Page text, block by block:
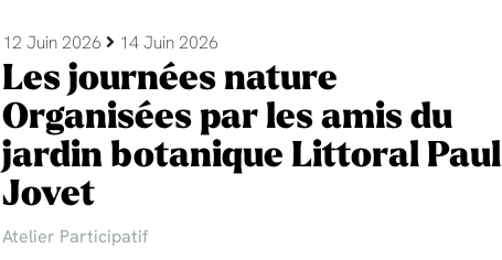
12 Juin 2026 14 Juin 2026
Les journées nature
Organisées par les amis du
jardin botanique Littoral Paul
Jovet
Atelier Participatif